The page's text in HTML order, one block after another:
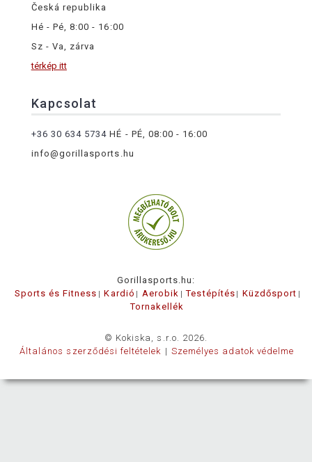
Česká republika
Hé - Pé, 8:00 - 16:00
Sz - Va, zárva
térkép itt
Kapcsolat
+36 30 634 5734 HÉ - PÉ, 08:00 - 16:00
info@gorillasports.hu
Gorillasports.hu:
Sports és Fitness
Kardió Aerobik Testépítés
Küzdősport
Tornakellék
© Kokiska, s.r.o. 2026.
Általános szerződési feltételek
Személyes adatok védelme